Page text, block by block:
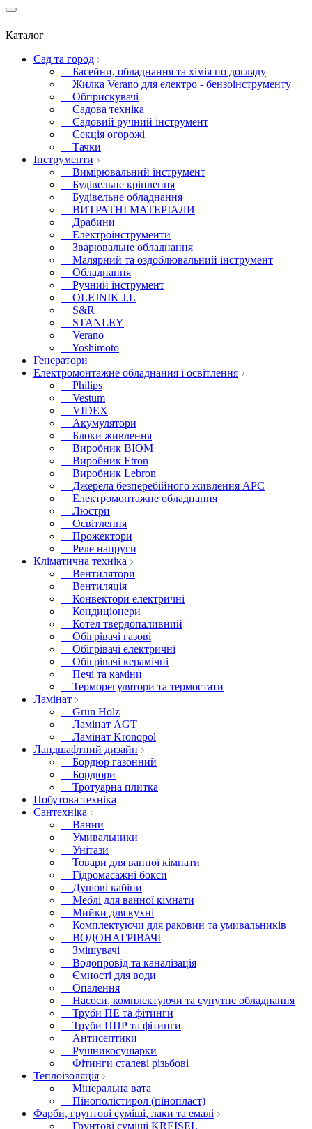
Каталог
Сад та город
Басейни, обладнання та хімія по догляду
Жилка Verano для електро - бензоінструменту
Обприскувачі
Садова техніка
Садовий ручний інструмент
Секція огорожі
Тачки
Інструменти
Вимірювальний інструмент
Будівельне кріплення
Будівельне обладнання
ВИТРАТНІ МАТЕРІАЛИ
Драбини
Електроінструменти
Зварювальне обладнання
Малярний та оздоблювальний інструмент
Обладнання
Ручний інструмент
OLEJNIK J.L
S&R
STANLEY
Verano
Yoshimoto
Генератори
Електромонтажне обладнання і освітлення
Philips
Vestum
VIDEX
Акумулятори
Блоки живлення
Виробник BIOM
Виробник Etron
Виробник Lebron
Джерела безперебійного живлення APC
Електромонтажне обладнання
Люстри
Освітлення
Прожектори
Реле напруги
Кліматична техніка
Вентилятори
Вентиляція
Конвектори електричні
Кондиціонери
Котел твердопаливний
Обігрівачі газові
Обігрівачі електричні
Обігрівачі керамічні
Печі та каміни
Терморегулятори та термостати
Ламінат
Grun Holz
Ламінат AGT
Ламінат Kronopol
Ландшафтний дизайн
Бордюр газонний
Бордюри
Тротуарна плитка
Побутова техніка
Сантехніка
Ванни
Умивальники
Унітази
Товари для ванної кімнати
Гідромасажні бокси
Душові кабіни
Меблі для ванної кімнати
Мийки для кухні
Комплектуючи для раковин та умивальників
ВОДОНАГРІВАЧІ
Змішувачі
Водопровід та каналізація
Ємності для води
Опалення
Насоси, комплектуючи та супутнє обладнання
Труби ПЕ та фітинги
Труби ППР та фітинги
Антисептики
Рушникосушарки
Фітинги сталеві різьбові
Теплоізоляція
Мінеральна вата
Пінополістирол (пінопласт)
Фарби, грунтові суміші, лаки та емалі
Грунтові суміші KREISEL